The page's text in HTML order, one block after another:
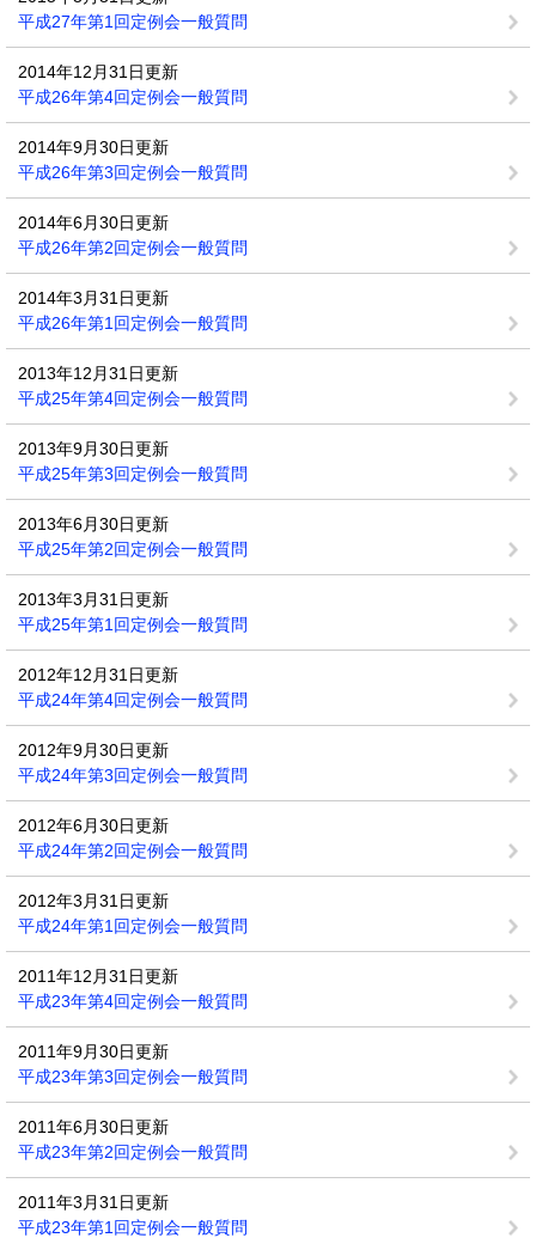
平成27年第1回定例会一般質問
2014年12月31日更新
平成26年第4回定例会一般質問
2014年9月30日更新
平成26年第3回定例会一般質問
2014年6月30日更新
平成26年第2回定例会一般質問
2014年3月31日更新
平成26年第1回定例会一般質問
2013年12月31日更新
平成25年第4回定例会一般質問
2013年9月30日更新
平成25年第3回定例会一般質問
2013年6月30日更新
平成25年第2回定例会一般質問
2013年3月31日更新
平成25年第1回定例会一般質問
2012年12月31日更新
平成24年第4回定例会一般質問
2012年9月30日更新
平成24年第3回定例会一般質問
2012年6月30日更新
平成24年第2回定例会一般質問
2012年3月31日更新
平成24年第1回定例会一般質問
2011年12月31日更新
平成23年第4回定例会一般質問
2011年9月30日更新
平成23年第3回定例会一般質問
2011年6月30日更新
平成23年第2回定例会一般質問
2011年3月31日更新
平成23年第1回定例会一般質問